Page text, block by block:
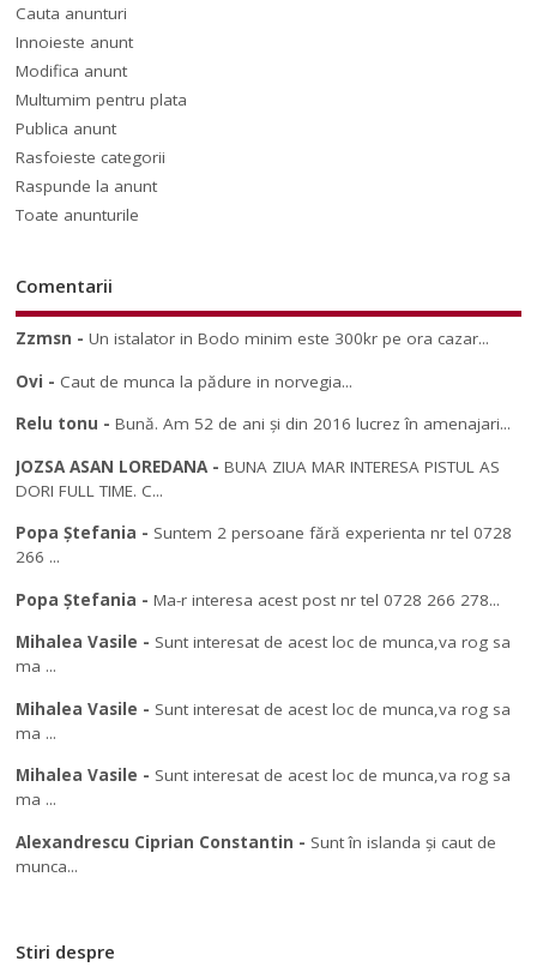
Cauta anunturi
Innoieste anunt
Modifica anunt
Multumim pentru plata
Publica anunt
Rasfoieste categorii
Raspunde la anunt
Toate anunturile
Comentarii
Zzmsn -Un istalator in Bodo minim este 300kr pe ora cazar...
Ovi - Caut de munca la pădure in norvegia...
Relu tonu -Bună. Am 52 de ani și din 2016 lucrez în amenajari...
JOZSA ASAN LOREDANA-BUNA ZIUA MAR INTERESA PISTUL AS
DORI FULL TIME. C...
Popa Ștefania - Suntem 2 persoane fără experienta nr tel 0728
266 ...
Popa Ștefania -Ma-r interesa acest post nr tel 0728 266 278...
Mihalea Vasile - Sunt interesat de acest loc de munca,va rog sa
ma ...
Mihalea Vasile - Sunt interesat de acest loc de munca,va rog sa
ma ...
Mihalea Vasile - Sunt interesat de acest loc de munca,va rog sa
ma ...
Alexandrescu Ciprian Constantin - Sunt în islanda și caut de
munca...
Stiri despre